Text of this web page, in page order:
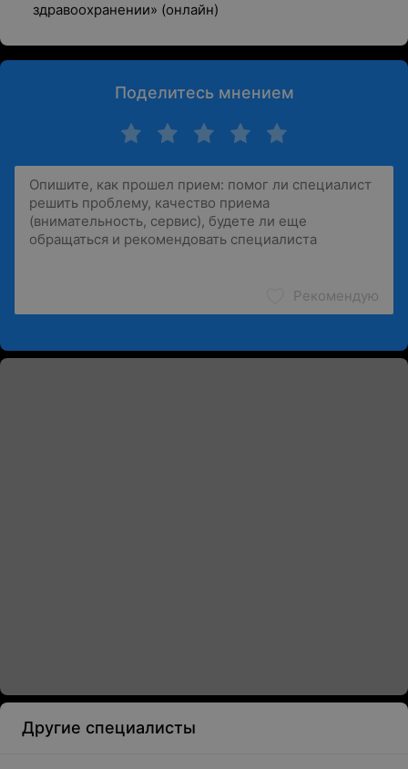
здравоохранении» (онлайн)
Поделитесь мнением
Рекомендую
Другие специалисты